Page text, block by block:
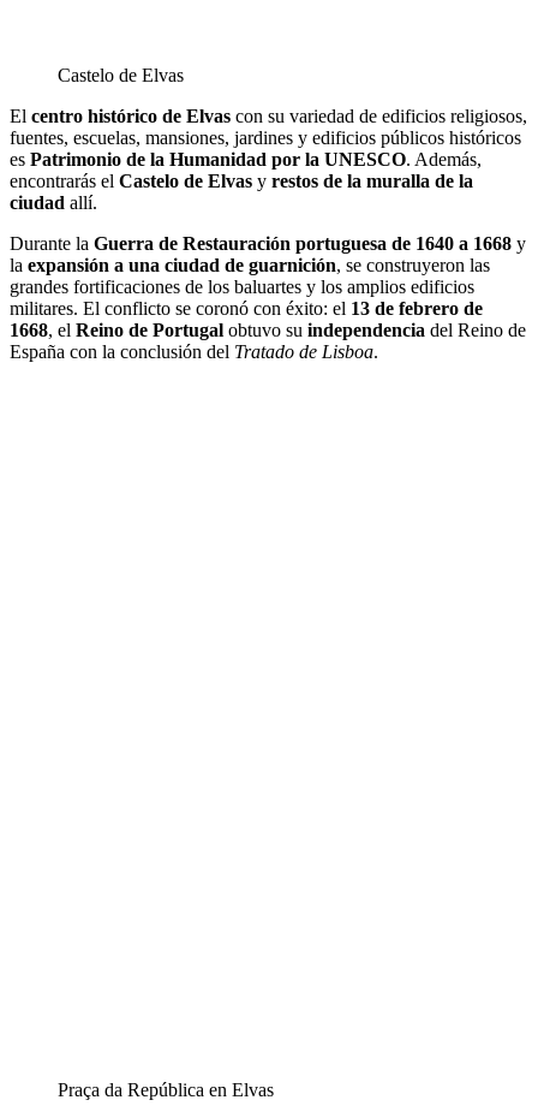
Castelo de Elvas
El centro histórico de Elvas con su variedad de edificios religiosos,
fuentes, escuelas, mansiones, jardines y edificios públicos históricos
es Patrimonio de la Humanidad por la UNESCO. Además,
encontrarás el Castelo de Elvas y restos de la muralla de la
ciudad allí.
Durante la Guerra de Restauración portuguesa de 1640 a 1668 y
la expansión a una ciudad de guarnición, se construyeron las
grandes fortificaciones de los baluartes y los amplios edificios
militares. El conflicto se coronó con éxito: el 13 de febrero de
1668, el Reino de Portugal obtuvo su independencia del Reino de
España con la conclusión del Tratado de Lisboa.
Praça da República en Elvas